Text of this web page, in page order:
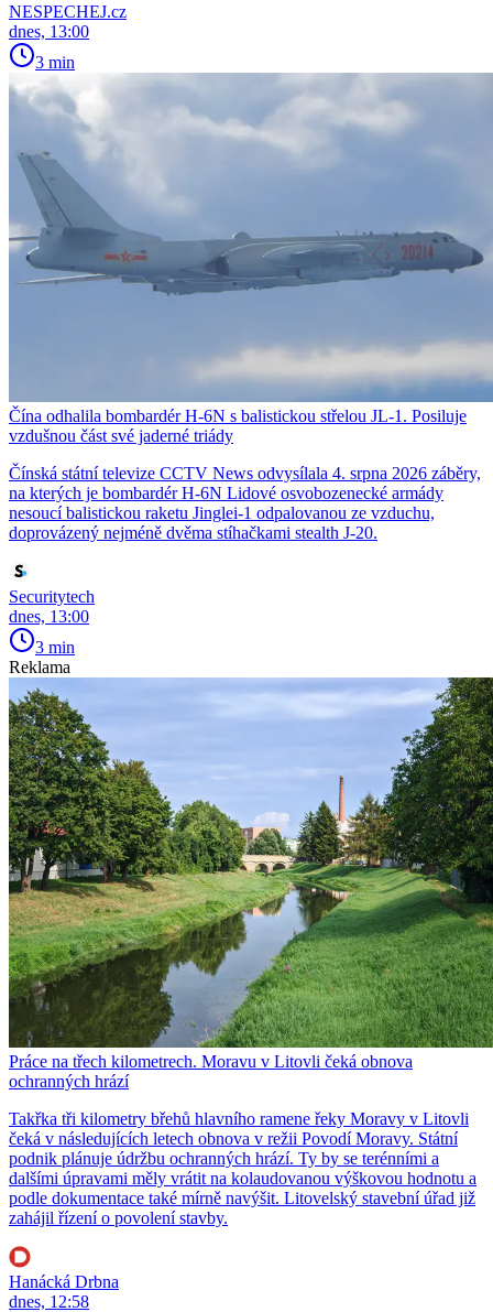
NESPECHEJ.cz
dnes, 13:00
3 min
Čína odhalila bombardér H-6N s balistickou střelou JL-1. Posiluje
vzdušnou část své jaderné triády
Čínská státní televize CCTV News odvysílala 4. srpna 2026 záběry,
na kterých je bombardér H-6N Lidové osvobozenecké armády
nesoucí balistickou raketu Jinglei-1 odpalovanou ze vzduchu,
doprovázený nejméně dvěma stíhačkami stealth J-20.
Securitytech
dnes, 13:00
3 min
Reklama
Práce na třech kilometrech. Moravu v Litovli čeká obnova
ochranných hrází
Takřka tři kilometry břehů hlavního ramene řeky Moravy v Litovli
čeká v následujících letech obnova v režii Povodí Moravy. Státní
podnik plánuje údržbu ochranných hrází. Ty by se terénními a
dalšími úpravami měly vrátit na kolaudovanou výškovou hodnotu a
podle dokumentace také mírně navýšit. Litovelský stavební úřad již
zahájil řízení o povolení stavby.
Hanácká Drbna
dnes, 12:58